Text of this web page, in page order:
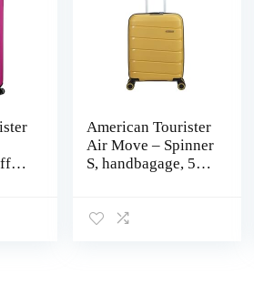
American Tourister
Air Move – Spinner
S, handbagage, 55
Geel (Sunset